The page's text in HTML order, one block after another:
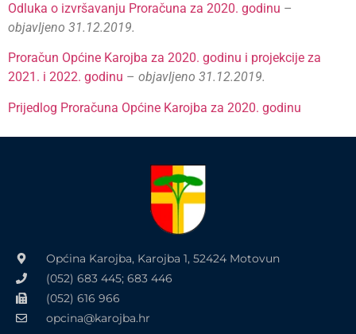
Odluka o izvršavanju Proračuna za 2020. godinu –
objavljeno 31.12.2019.
Proračun Općine Karojba za 2020. godinu i projekcije za
2021. i 2022. godinu – objavljeno 31.12.2019.
Prijedlog Proračuna Općine Karojba za 2020. godinu
Općina Karojba, Karojba 1, 52424 Motovun
(052) 683 445; 683 446
(052) 616 966
opcina@karojba.hr